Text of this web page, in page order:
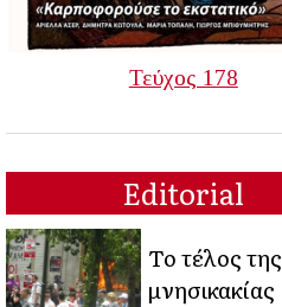
Τεύχος 178
Editorial
Το τέλος της
μνησικακίας